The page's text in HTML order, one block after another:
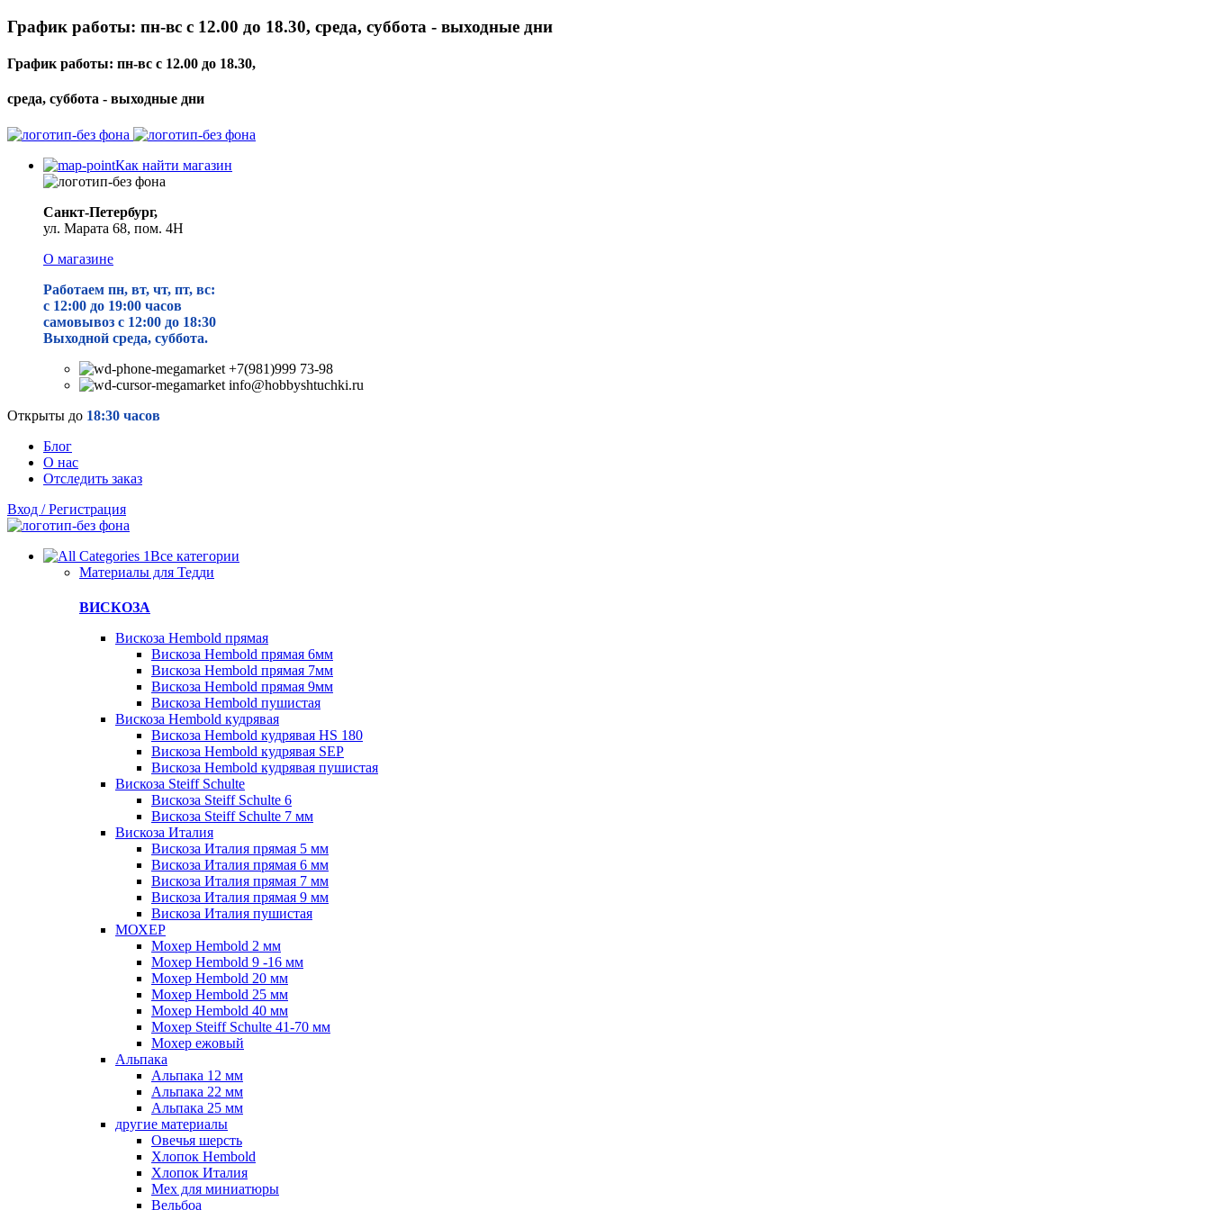
График работы: пн-вс с 12.00 до 18.30, среда, суббота - выходные дни
График работы: пн-вс с 12.00 до 18.30,
среда, суббота - выходные дни
Как найти магазин
Санкт-Петербург,
ул. Марата 68, пом. 4Н
О магазине
Работаем пн, вт, чт, пт, вс:
с 12:00 до 19:00 часов
самовывоз с 12:00 до 18:30
Выходной среда, суббота.
+7(981)999 73-98
info@hobbyshtuchki.ru
Открыты до 18:30 часов
Блог
О нас
Отследить заказ
Вход / Регистрация
Все категории
Материалы для Тедди
ВИСКОЗА
Вискоза Hembold прямая
Вискоза Hembold прямая 6мм
Вискоза Hembold прямая 7мм
Вискоза Hembold прямая 9мм
Вискоза Hembold пушистая
Вискоза Hembold кудрявая
Вискоза Hembold кудрявая HS 180
Вискоза Hembold кудрявая SEP
Вискоза Hembold кудрявая пушистая
Вискоза Steiff Schulte
Вискоза Steiff Schulte 6
Вискоза Steiff Schulte 7 мм
Вискоза Италия
Вискоза Италия прямая 5 мм
Вискоза Италия прямая 6 мм
Вискоза Италия прямая 7 мм
Вискоза Италия прямая 9 мм
Вискоза Италия пушистая
МОХЕР
Мохер Hembold 2 мм
Мохер Hembold 9 -16 мм
Мохер Hembold 20 мм
Мохер Hembold 25 мм
Мохер Hembold 40 мм
Мохер Steiff Schulte 41-70 мм
Мохер ежовый
Альпака
Альпака 12 мм
Альпака 22 мм
Альпака 25 мм
другие материалы
Овечья шерсть
Хлопок Hembold
Хлопок Италия
Мех для миниатюры
Вельбоа